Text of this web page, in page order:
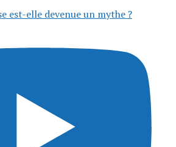
est-elle devenue un mythe ?